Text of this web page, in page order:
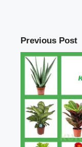
Previous Post